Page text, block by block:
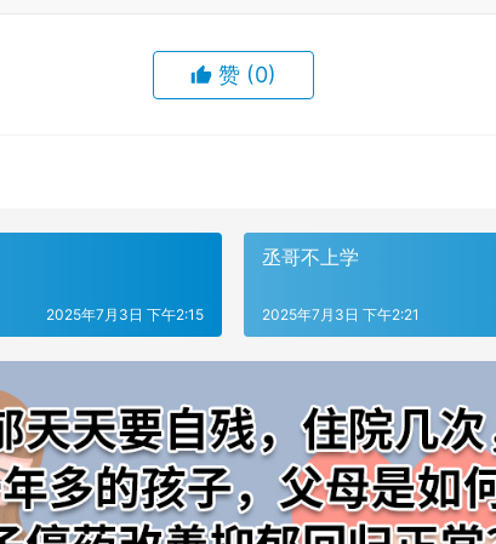
赞 (0)
2025年7月3日 下午2:15
丞哥不上学
2025年7月3日 下午2:21